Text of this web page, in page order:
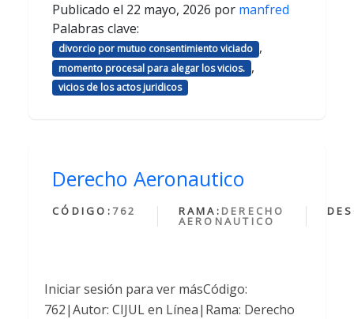
Publicado el 22 mayo, 2026 por manfred
Palabras clave:
divorcio por mutuo consentimiento viciado ,
momento procesal para alegar los vicios. ,
vicios de los actos juridicos
Derecho Aeronautico
CÓDIGO: 762 RAMA: DERECHO
AERONAUTICO
Iniciar sesión para ver másCódigo:
762|Autor: CIJUL en Línea|Rama: Derecho